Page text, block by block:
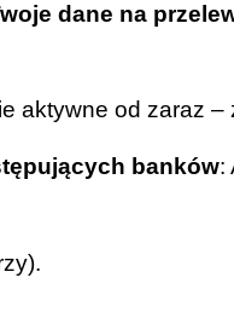
dane na
aktywne od zaraz
banków: